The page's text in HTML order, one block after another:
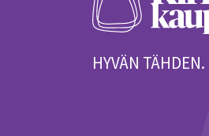
HYVÄN TÄHDEN.